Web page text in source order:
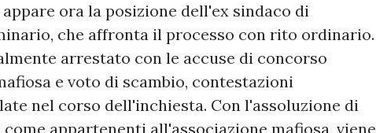
ora la posizione dell'ex sindaco di
che affronta il processo con rito ordinario.
arrestato con le accuse di concorso
e voto di scambio, contestazioni
nel corso dell'inchiesta. Con l'assoluzione di
appartenenti all'associazione mafiosa, viene